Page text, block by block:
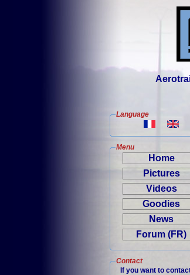
Language
Menu
Home
Pictures
Videos
Goodies
News
Forum (FR)
Contact
If you want to